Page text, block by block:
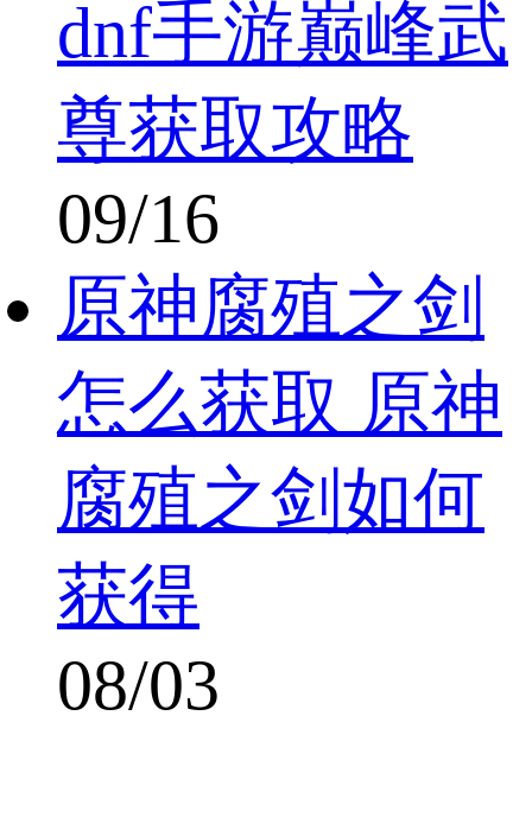
dnf手游巅峰武
尊获取攻略
09/16
原神腐殖之剑
怎么获取 原神
腐殖之剑如何
获得
08/03